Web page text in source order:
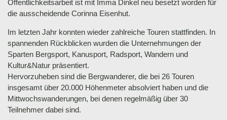
Öffentlichkeitsarbeit ist mit Imma Dinkel neu besetzt worden für
die ausscheidende Corinna Eisenhut.
Im letzten Jahr konnten wieder zahlreiche Touren stattfinden. In
spannenden Rückblicken wurden die Unternehmungen der
Sparten Bergsport, Kanusport, Radsport, Wandern und
Kultur&Natur präsentiert.
Hervorzuheben sind die Bergwanderer, die bei 26 Touren
insgesamt über 20.000 Höhenmeter absolviert haben und die
Mittwochswanderungen, bei denen regelmäßig über 30
Teilnehmer dabei sind.